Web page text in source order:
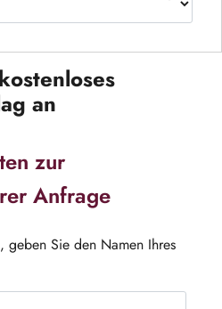
an
zur
Anfrage
geben Sie den Namen Ihres